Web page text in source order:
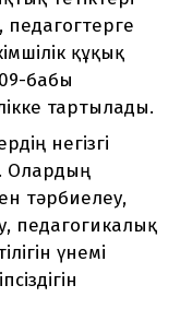
құқық
бабы
тартылады.
негізгі
Олардың
тәрбиелеу,
педагогикалық
үнемі